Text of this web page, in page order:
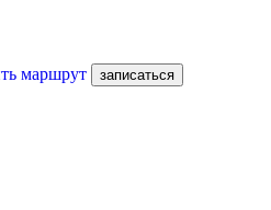
маршрут записаться